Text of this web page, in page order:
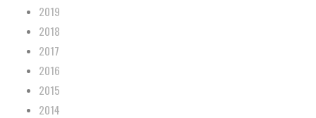
2019
2018
2017
2016
2015
2014